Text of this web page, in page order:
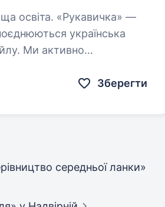
—
українська
Ми активно
Зберегти
середньої ланки»